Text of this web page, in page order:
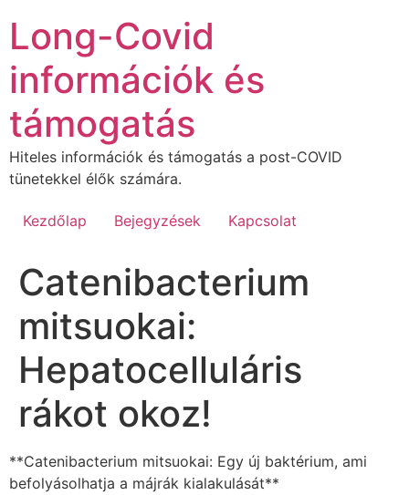
tartalomhoz
Long-Covid
információk és
támogatás
Hiteles információk és támogatás a post-COVID
tünetekkel élők számára.
Kezdőlap Bejegyzések Kapcsolat
Catenibacterium
mitsuokai:
Hepatocelluláris
rákot okoz!
**Catenibacterium mitsuokai: Egy új baktérium, ami
befolyásolhatja a májrák kialakulását**